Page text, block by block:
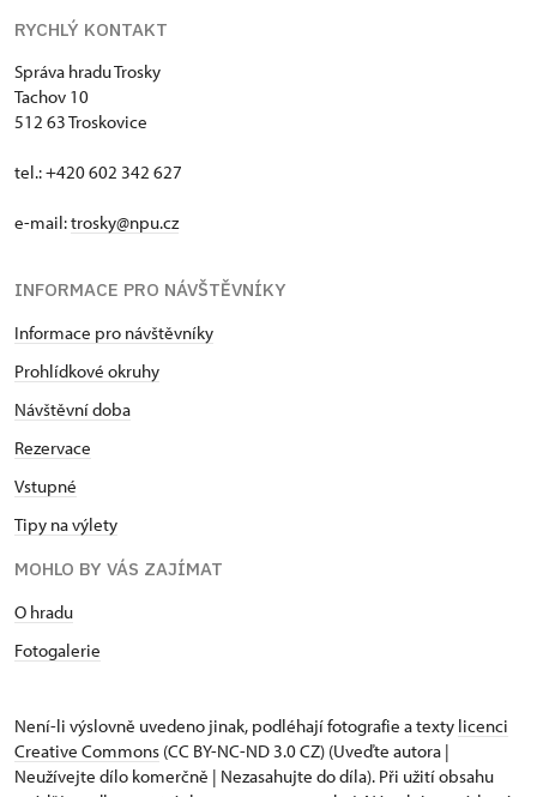
RYCHLÝ KONTAKT
Správa hradu Trosky
Tachov 10
512 63 Troskovice
tel.: +420 602 342 627
e-mail:trosky@npu.cz
INFORMACE PRO NÁVŠTĚVNÍKY
Informace pro návštěvníky
Prohlídkové okruhy
Návštěvní doba
Rezervace
Vstupné
Tipy na výlety
MOHLO BY VÁS ZAJÍMAT
O hradu
Fotogalerie
Není-li výslovně uvedeno jinak, podléhají fotografie a texty licenci
Creative Commons (CC BY-NC-ND 3.0 CZ) (Uveďte autora |
Neužívejte dílo komerčně | Nezasahujte do díla). Při užití obsahu